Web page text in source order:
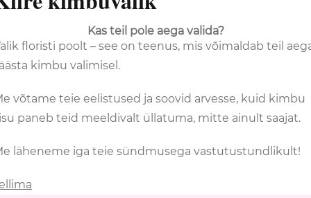
Kas teil pole aega valida?
floristi poolt – see on teenus, mis võimaldab teil
kimbu valimisel.
võtame teie eelistused ja soovid arvesse, kuid kimbu
paneb teid meeldivalt üllatuma, mitte ainult saajat.
läheneme iga teie sündmusega vastutustundlikult!